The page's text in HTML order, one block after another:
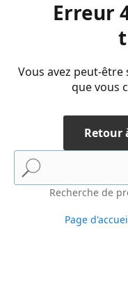
Erreur
Vous avez peut-
que vous
Retour
Recherche de
Page